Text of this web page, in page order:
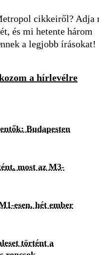
cikkeiről? Adja
és mi hetente három
a legjobb írásokat!
a hírlevélre
Budapesten
most az M3-
esen, hét ember
történt a